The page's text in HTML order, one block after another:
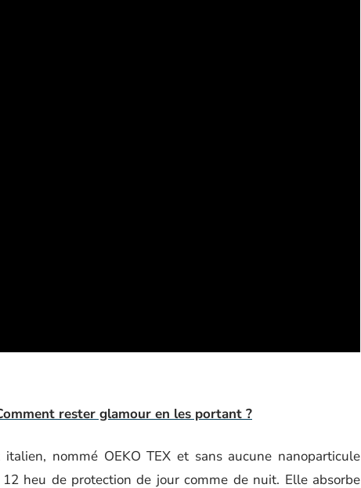
rester glamour en les portant ?
nommé OEKO TEX et sans aucune nanoparticule
heu de protection de jour comme de nuit. Elle absorbe